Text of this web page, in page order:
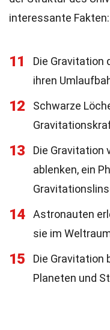
interessante Fakten:
11
Die Gravitation
ihren
12
Schwarze
13
Die Gravitation
ablenken, ein
14
Astronauten
sie im
15
Die Gravitation
Planeten und